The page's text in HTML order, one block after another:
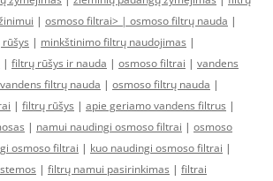
| osmoso filtrai> | osmoso filtrų nauda |
| minkštinimo filtrų naudojimas |
| filtrų rūšys ir nauda | osmoso filtrai | vandens
vandens filtrų nauda | osmoso filtrų nauda |
| filtrų rūšys | apie geriamo vandens filtrus |
| namui naudingi osmoso filtrai | osmoso
osmoso filtrai | kuo naudingi osmoso filtrai |
| filtrų namui pasirinkimas | filtrai